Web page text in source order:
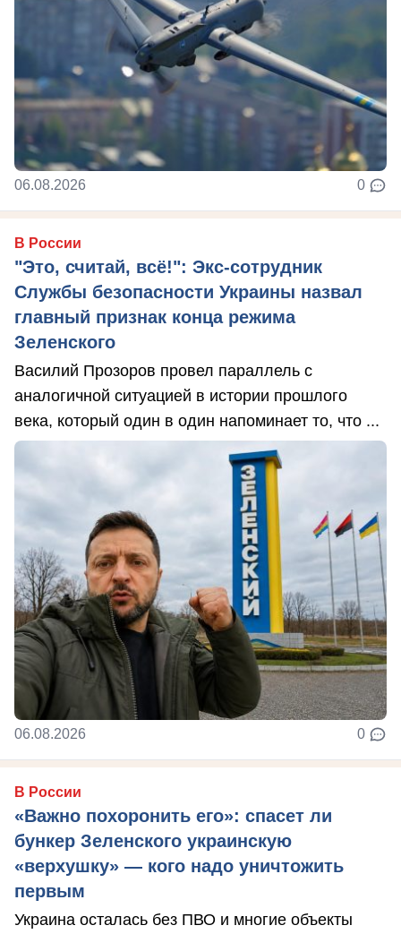
06.08.2026 0
В России
"Это, считай, всё!": Экс-сотрудник
Службы безопасности Украины назвал
главный признак конца режима
Зеленского
Василий Прозоров провел параллель с
аналогичной ситуацией в истории прошлого
века, который один в один напоминает то, что ...
06.08.2026 0
В России
«Важно похоронить его»: спасет ли
бункер Зеленского украинскую
«верхушку» — кого надо уничтожить
первым
Украина осталась без ПВО и многие объекты